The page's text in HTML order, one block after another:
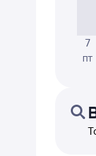
7
пт